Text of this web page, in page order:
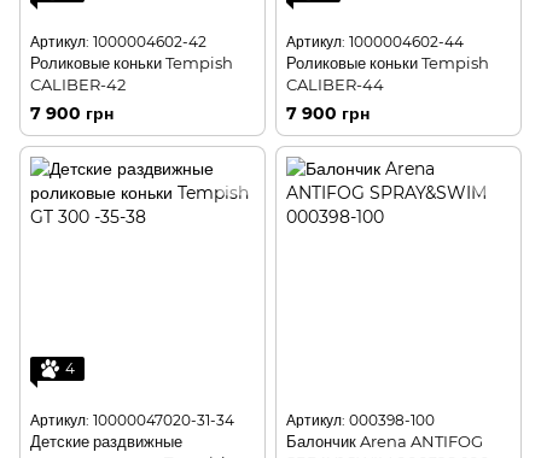
Артикул: 1000004602-42
Роликовые коньки Tempish
CALIBER-42
7 900 грн
Артикул: 1000004602-44
Роликовые коньки Tempish
CALIBER-44
7 900 грн
4
Артикул: 10000047020-31-34
Детские раздвижные
Артикул: 000398-100
Балончик Arena ANTIFOG